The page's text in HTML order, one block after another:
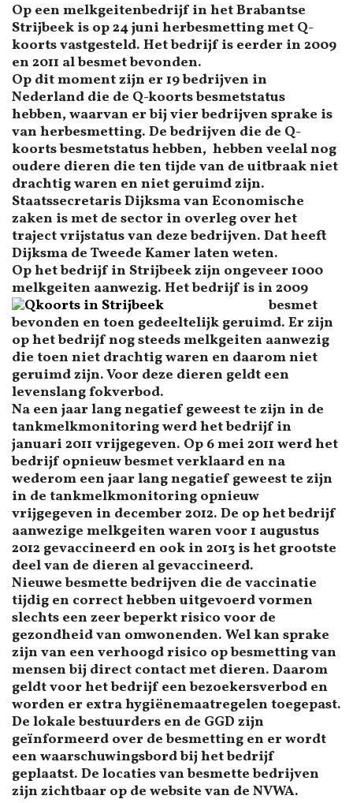
Op een melkgeitenbedrijf in het Brabantse
Strijbeek is op 24 juni herbesmetting met Q-
koorts vastgesteld. Het bedrijf is eerder in 2009
en 2011 al besmet bevonden.
Op dit moment zijn er 19 bedrijven in
Nederland die de Q-koorts besmetstatus
hebben, waarvan er bij vier bedrijven sprake is
van herbesmetting. De bedrijven die de Q-
koorts besmetstatus hebben, hebben veelal nog
oudere dieren die ten tijde van de uitbraak niet
drachtig waren en niet geruimd zijn.
Staatssecretaris Dijksma van Economische
zaken is met de sector in overleg over het
traject vrijstatus van deze bedrijven. Dat heeft
Dijksma de Tweede Kamer laten weten.
Op het bedrijf in Strijbeek zijn ongeveer 1000
melkgeiten aanwezig. Het bedrijf is in 2009
besmet
bevonden en toen gedeeltelijk geruimd. Er zijn
op het bedrijf nog steeds melkgeiten aanwezig
die toen niet drachtig waren en daarom niet
geruimd zijn. Voor deze dieren geldt een
levenslang fokverbod.
Na een jaar lang negatief geweest te zijn in de
tankmelkmonitoring werd het bedrijf in
januari 2011 vrijgegeven. Op 6 mei 2011 werd het
bedrijf opnieuw besmet verklaard en na
wederom een jaar lang negatief geweest te zijn
in de tankmelkmonitoring opnieuw
vrijgegeven in december 2012. De op het bedrijf
aanwezige melkgeiten waren voor 1 augustus
2012 gevaccineerd en ook in 2013 is het grootste
deel van de dieren al gevaccineerd.
Nieuwe besmette bedrijven die de vaccinatie
tijdig en correct hebben uitgevoerd vormen
slechts een zeer beperkt risico voor de
gezondheid van omwonenden. Wel kan sprake
zijn van een verhoogd risico op besmetting van
mensen bij direct contact met dieren. Daarom
geldt voor het bedrijf een bezoekersverbod en
worden er extra hygiënemaatregelen toegepast.
De lokale bestuurders en de GGD zijn
geïnformeerd over de besmetting en er wordt
een waarschuwingsbord bij het bedrijf
geplaatst. De locaties van besmette bedrijven
zijn zichtbaar op de website van de NVWA.